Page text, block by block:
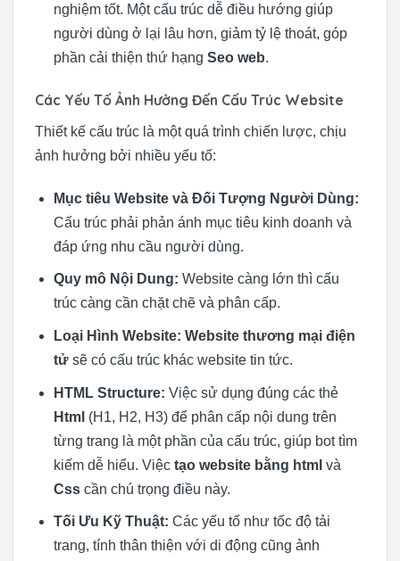
nghiệm tốt. Một cấu trúc dễ điều hướng giúp
người dùng ở lại lâu hơn, giảm tỷ lệ thoát, góp
phần cải thiện thứ hạng Seo web.
Các Yếu Tố Ảnh Hưởng Đến Cấu Trúc Website
Thiết kế cấu trúc là một quá trình chiến lược, chịu
ảnh hưởng bởi nhiều yếu tố:
Mục tiêu Website và Đối Tượng Người Dùng:
Cấu trúc phải phản ánh mục tiêu kinh doanh và
đáp ứng nhu cầu người dùng.
Quy mô Nội Dung: Website càng lớn thì cấu
trúc càng cần chặt chẽ và phân cấp.
Loại Hình Website: Website thương mại điện
tửsẽ có cấu trúc khác website tin tức.
HTML Structure: Việc sử dụng đúng các thẻ
Html (H1, H2, H3) để phân cấp nội dung trên
từng trang là một phần của cấu trúc, giúp bot tìm
kiếm dễ hiểu. Việc tạo website bằng html và
Csscần chú trọng điều này.
Tối Ưu Kỹ Thuật: Các yếu tố như tốc độ tải
trang, tính thân thiện với di động cũng ảnh